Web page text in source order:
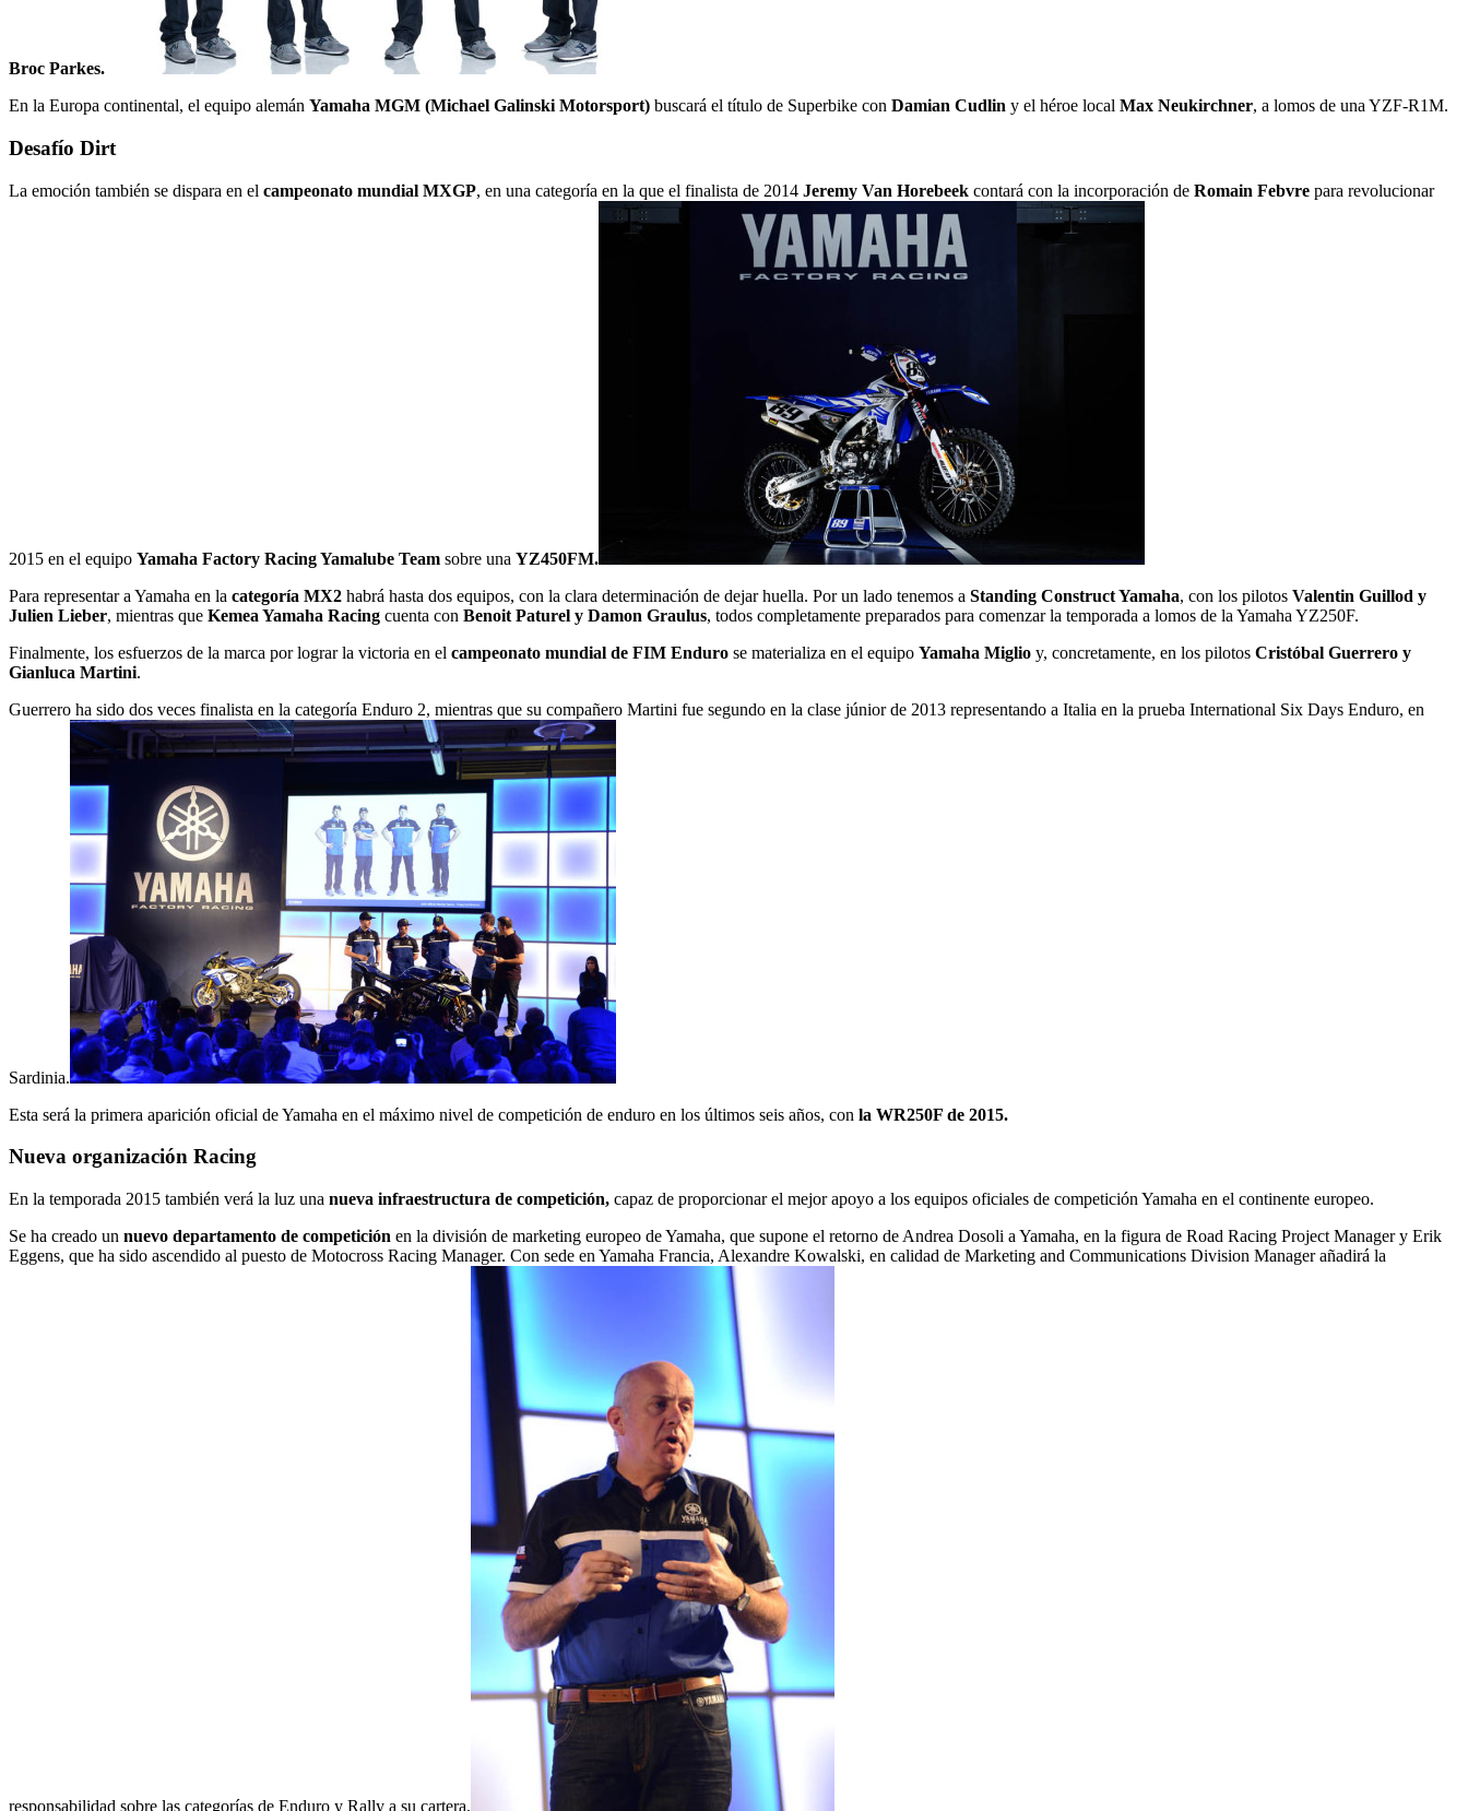
Broc Parkes.
En la Europa continental, el equipo alemán Yamaha MGM (Michael Galinski Motorsport) buscará el título de Superbike con Damian Cudlin y el héroe local Max Neukirchner, a lomos de una YZF-R1M.
Desafío Dirt
La emoción también se dispara en el campeonato mundial MXGP, en una categoría en la que el finalista de 2014 Jeremy Van Horebeek contará con la incorporación de Romain Febvre para revolucionar
2015 en el equipo Yamaha Factory Racing Yamalube Team sobre una YZ450FM.
Para representar a Yamaha en la categoría MX2 habrá hasta dos equipos, con la clara determinación de dejar huella. Por un lado tenemos a Standing Construct Yamaha, con los pilotos Valentin Guillod y
Julien Lieber, mientras que Kemea Yamaha Racing cuenta con Benoit Paturel y Damon Graulus, todos completamente preparados para comenzar la temporada a lomos de la Yamaha YZ250F.
Finalmente, los esfuerzos de la marca por lograr la victoria en el campeonato mundial de FIM Enduro se materializa en el equipo Yamaha Miglio y, concretamente, en los pilotos Cristóbal Guerrero y
Gianluca Martini.
Guerrero ha sido dos veces finalista en la categoría Enduro 2, mientras que su compañero Martini fue segundo en la clase júnior de 2013 representando a Italia en la prueba International Six Days Enduro, en
Sardinia.
Esta será la primera aparición oficial de Yamaha en el máximo nivel de competición de enduro en los últimos seis años, con la WR250F de 2015.
Nueva organización Racing
En la temporada 2015 también verá la luz una nueva infraestructura de competición, capaz de proporcionar el mejor apoyo a los equipos oficiales de competición Yamaha en el continente europeo.
Se ha creado un nuevo departamento de competición en la división de marketing europeo de Yamaha, que supone el retorno de Andrea Dosoli a Yamaha, en la figura de Road Racing Project Manager y Erik
Eggens, que ha sido ascendido al puesto de Motocross Racing Manager. Con sede en Yamaha Francia, Alexandre Kowalski, en calidad de Marketing and Communications Division Manager añadirá la
responsabilidad sobre las categorías de Enduro y Rally a su cartera.